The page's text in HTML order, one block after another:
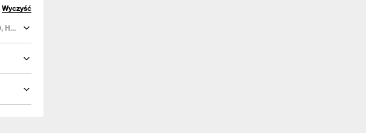
Wyczyść
H...